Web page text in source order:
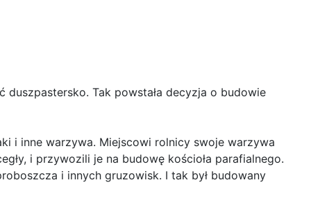
duszpastersko. Tak powstała decyzja o budowie
i inne warzywa. Miejscowi rolnicy swoje warzywa
i przywozili je na budowę kościoła parafialnego.
i innych gruzowisk. I tak był budowany